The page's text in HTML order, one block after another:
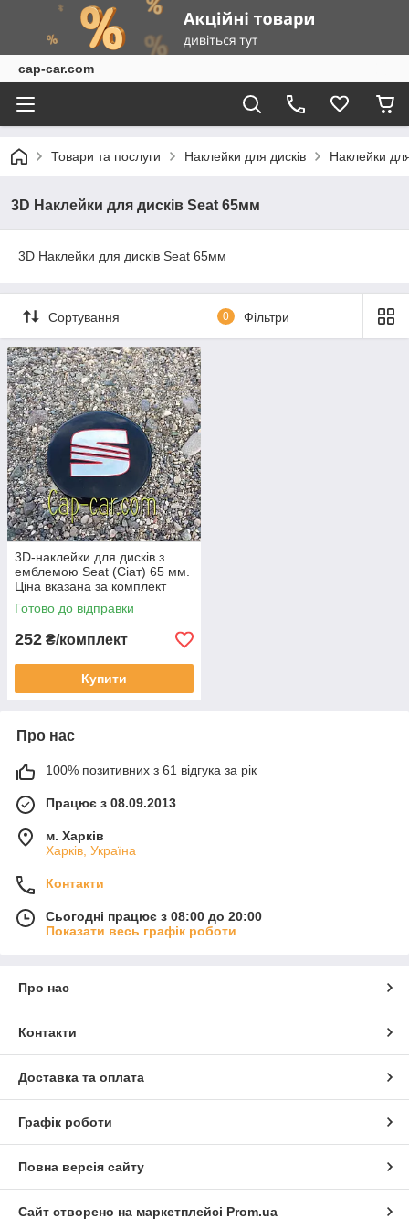
cap-car.com
Товари та послуги Наклейки для дисків Наклейки
3D Наклейки для дисків Seat 65мм
3D Наклейки для дисків Seat 65мм
Сортування 0 Фільтри
3D-наклейки для дисків з
емблемою Seat (Сіат) 65 мм.
Ціна вказана за комплект
наклейок із 4 штук.
Готово до відправки
252 ₴/комплект
Купити
Про нас
100% позитивних з 61 відгука за рік
Працює з 08.09.2013
м. Харків
Харків, Україна
Контакти
Сьогодні працює з 08:00 до 20:00
Показати весь графік роботи
Про нас
Контакти
Доставка та оплата
Графік роботи
Повна версія сайту
Сайт створено на маркетплейсі Prom.ua